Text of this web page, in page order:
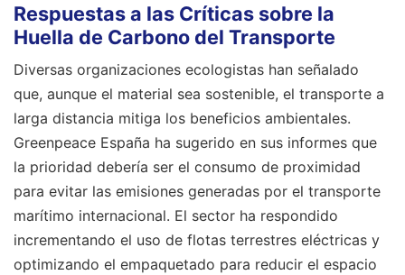
Respuestas a las Críticas sobre la
Huella de Carbono del Transporte
Diversas organizaciones ecologistas han señalado
que, aunque el material sea sostenible, el transporte a
larga distancia mitiga los beneficios ambientales.
Greenpeace España ha sugerido en sus informes que
la prioridad debería ser el consumo de proximidad
para evitar las emisiones generadas por el transporte
marítimo internacional. El sector ha respondido
incrementando el uso de flotas terrestres eléctricas y
optimizando el empaquetado para reducir el espacio